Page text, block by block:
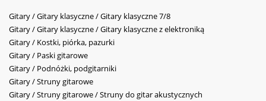
Gitary / Gitary klasyczne / Gitary klasyczne 7/8
Gitary / Gitary klasyczne / Gitary klasyczne z elektroniką
Gitary / Kostki, piórka, pazurki
Gitary / Paski gitarowe
Gitary / Podnóżki, podgitarniki
Gitary / Struny gitarowe
Gitary / Struny gitarowe / Struny do gitar akustycznych